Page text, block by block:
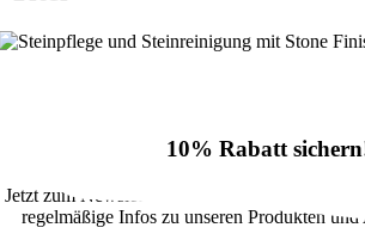
10% Rabatt
Jetzt zum Newsletter anmelden und 10%
regelmäßige Infos zu unseren Produkten und